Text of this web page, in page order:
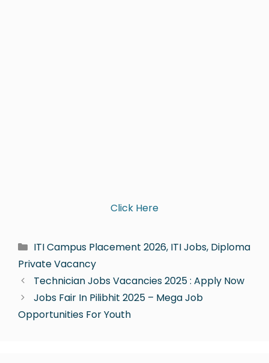
Click Here
ITI Campus Placement 2026, ITI Jobs, Diploma
Private Vacancy
Technician Jobs Vacancies 2025 : Apply Now
Jobs Fair In Pilibhit 2025 – Mega Job
Opportunities For Youth